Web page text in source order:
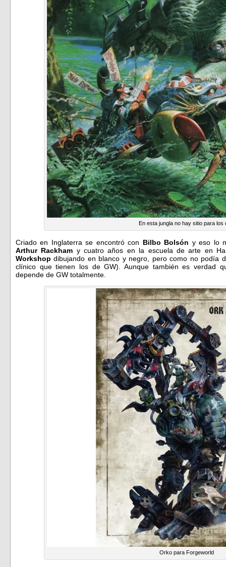
En esta jungla no hay sitio para los
Criado en Inglaterra se encontró con Bilbo Bolsón y eso lo
Arthur Rackham y cuatro años en la escuela de arte en
Workshop dibujando en blanco y negro, pero como no podía
clínico que tienen los de GW). Aunque también es verdad
depende de GW totalmente.
Orko para Forgeworld